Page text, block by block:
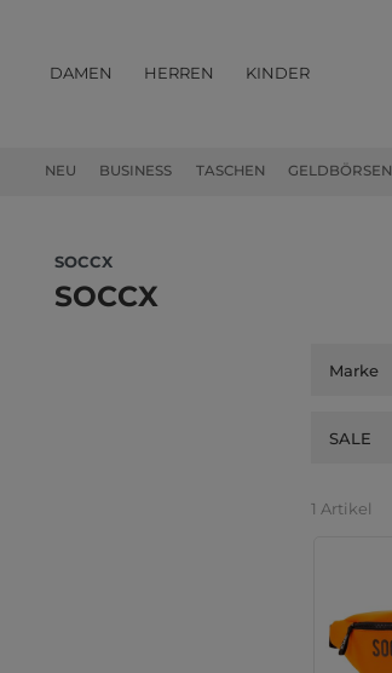
DAMEN HERREN KINDER
NEU BUSINESS TASCHEN GELDBÖRSEN
SOCCX
SOCCX
Marke
SALE
1 Artikel